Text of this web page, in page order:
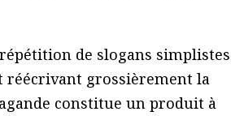
de slogans simplistes
réécrivant grossièrement la
constitue un produit à